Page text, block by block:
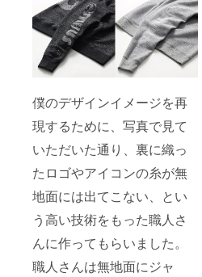
僕のデザインイメージを再
現するために、写真で見て
いただいた通り、裏に織っ
たロゴやアイコンの糸が無
地面には出てこない、とい
う高い技術をもった職人さ
んに作ってもらいました。
職人さんは無地面にジャ